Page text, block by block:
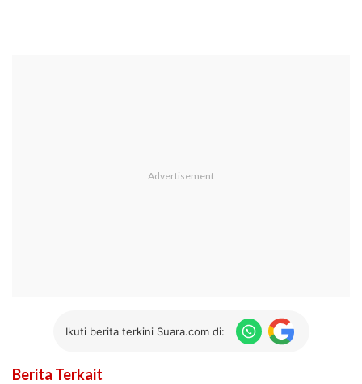
Ikuti berita terkini Suara.com di:
Berita Terkait